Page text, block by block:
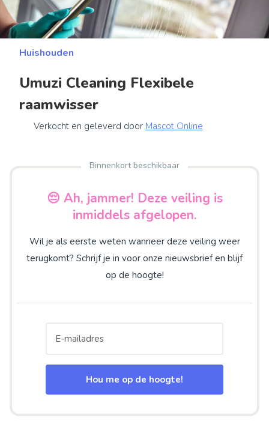
Huishouden
Umuzi Cleaning Flexibele
raamwisser
Verkocht en geleverd door Mascot Online
Binnenkort beschikbaar
😔 Ah, jammer! Deze veiling is
inmiddels afgelopen.
Wil je als eerste weten wanneer deze veiling weer
terugkomt? Schrijf je in voor onze nieuwsbrief en blijf
op de hoogte!
Hou me op de hoogte!